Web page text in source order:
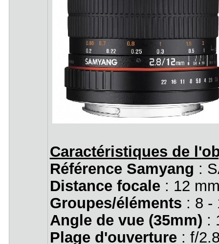
Caractéristiques de
Référence Samyang :
Distance focale: 12
Groupes/éléments : 8 -
Angle de vue (35mm) :
Plage d'ouverture: f/